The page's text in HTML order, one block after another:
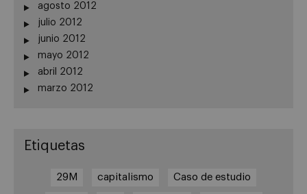
agosto 2012
julio 2012
junio 2012
mayo 2012
abril 2012
marzo 2012
Etiquetas
29M capitalismo Caso de estudio